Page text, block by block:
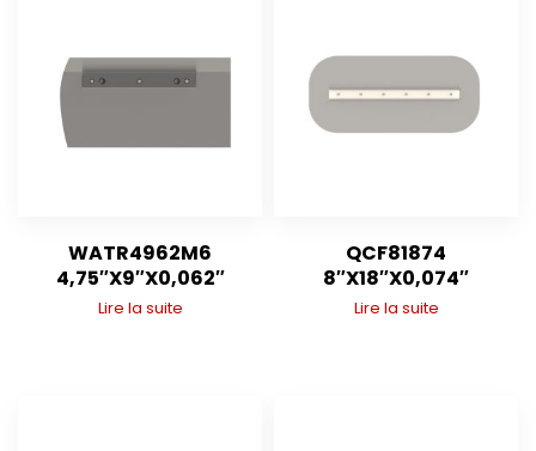
WATR4962M6
4,75″X9″X0,062″
Lire la suite
QCF81874
8″X18″X0,074″
Lire la suite